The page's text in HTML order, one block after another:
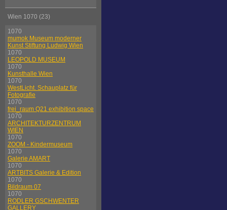
Wien 1070 (23)
1070
mumok Museum moderner
Kunst Stiftung Ludwig Wien
1070
LEOPOLD MUSEUM
1070
Kunsthalle Wien
1070
WestLicht. Schauplatz für
Fotografie
1070
frei_raum Q21 exhibition space
1070
ARCHITEKTURZENTRUM
WIEN
1070
ZOOM - Kindermuseum
1070
Galerie AMART
1070
ARTBITS Galerie & Edition
1070
Bildraum 07
1070
RODLER GSCHWENTER
GALLERY